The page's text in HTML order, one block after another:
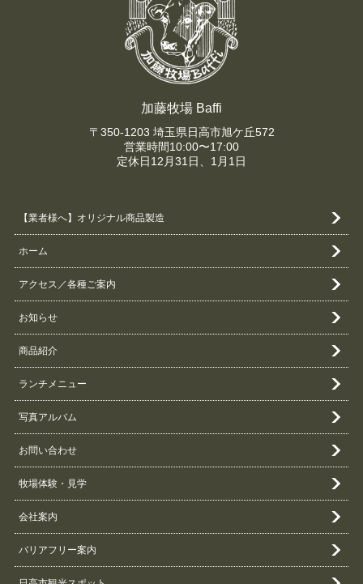
加藤牧場 Baffi
〒350-1203 埼玉県日高市旭ケ丘572
営業時間10:00〜17:00
定休日12月31日、1月1日
【業者様へ】オリジナル商品製造
ホーム
アクセス／各種ご案内
お知らせ
商品紹介
ランチメニュー
写真アルバム
お問い合わせ
牧場体験・見学
会社案内
バリアフリー案内